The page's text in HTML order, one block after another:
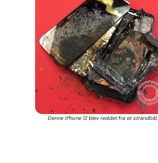
Denne iPhone 12 blev reddet fra et strandbål.